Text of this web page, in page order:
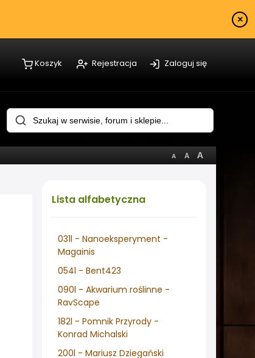
×
Koszyk Rejestracja Zaloguj się
Lista alfabetyczna
031l - Nanoeksperyment -
Magainis
054l - Bent423
090l - Akwarium roślinne -
RavScape
182l - Pomnik Przyrody -
Konrad Michalski
200l - Mariusz Dziegański